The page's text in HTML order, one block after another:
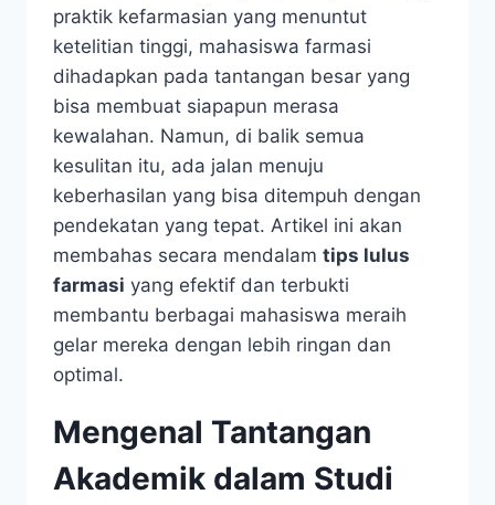
praktik kefarmasian yang menuntut
ketelitian tinggi, mahasiswa farmasi
dihadapkan pada tantangan besar yang
bisa membuat siapapun merasa
kewalahan. Namun, di balik semua
kesulitan itu, ada jalan menuju
keberhasilan yang bisa ditempuh dengan
pendekatan yang tepat. Artikel ini akan
membahas secara mendalam tips lulus
farmasi yang efektif dan terbukti
membantu berbagai mahasiswa meraih
gelar mereka dengan lebih ringan dan
optimal.
Mengenal Tantangan
Akademik dalam Studi